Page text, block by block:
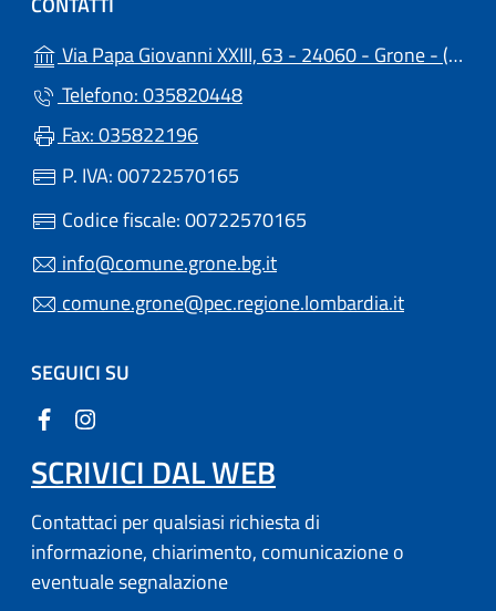
Via Papa Giovanni XXIII, 63 - 24060 - Grone - (BG)
Telefono: 035820448
Fax: 035822196
P. IVA: 00722570165
Codice fiscale: 00722570165
info@comune.grone.bg.it
comune.grone@pec.regione.lombardia.it
SEGUICI SU
SCRIVICI DAL WEB
Contattaci per qualsiasi richiesta di
informazione, chiarimento, comunicazione o
eventuale segnalazione